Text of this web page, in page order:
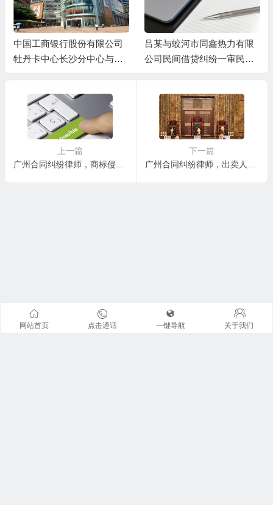
中国工商银行股份有限公司
牡丹卡中心长沙分中心与谷
吕某与蛟河市同鑫热力有限
公司民间借贷纠纷一审民事
上一篇
广州合同纠纷律师，商标侵权案件如何计算非法经营额？
下一篇
广州合同纠纷律师，出卖人延期交房纠纷的法律责任
网站首页 点击通话 一键导航 关于我们